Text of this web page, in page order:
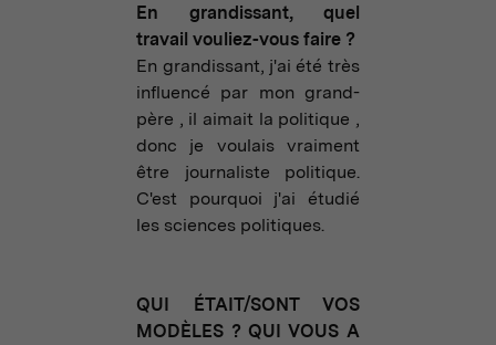
En grandissant, quel
travail vouliez-vous faire ?
En grandissant, j'ai été très
influencé par mon grand-
père , il aimait la politique ,
donc je voulais vraiment
être journaliste politique.
C'est pourquoi j'ai étudié
les sciences politiques.
QUI ÉTAIT/SONT VOS
MODÈLES ? QUI VOUS A